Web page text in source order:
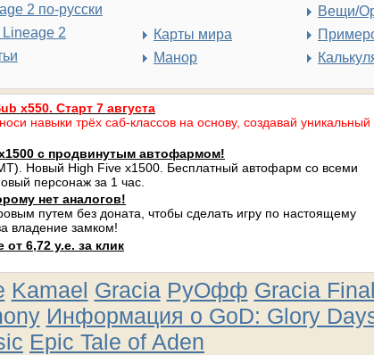
2 по-русски
2
Карты мира
Манор
Вещи/
x550. Старт 7 августа
навыки трёх саб-классов на основу, создавай уникальный
с продвинутым автофармом!
Новый High Five x1500. Бесплатный автофарм со всеми
персонаж за 1 час.
нет аналогов!
путем без доната, чтобы сделать игру по настоящему
владение замком!
6,72 у.е. за клик
Kamael Gracia РуОфф Gracia Final
Информация о GoD: Glory
Epic Tale of Aden